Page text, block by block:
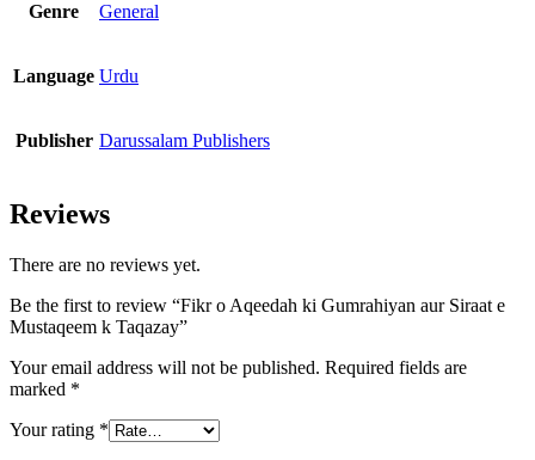
Genre General
Language Urdu
Publisher Darussalam Publishers
Reviews
There are no reviews yet.
Be the first to review “Fikr o Aqeedah ki Gumrahiyan aur Siraat e
Mustaqeem k Taqazay”
Your email address will not be published. Required fields are
marked *
Your rating *